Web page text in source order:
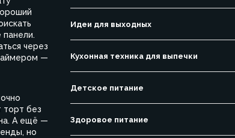
панели.
через
—
торт без
А ещё —
но
Идеи для выходных
Кухонная техника для выпечки
Детское питание
Здоровое питание